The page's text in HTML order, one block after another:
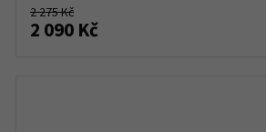
2 275 Kč
2 090 Kč